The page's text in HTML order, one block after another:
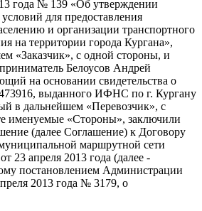
года № 139 «Об утверждении
для предоставления
и организации транспортного
на территории города Кургана»,
«Заказчик», с одной стороны, и
Белоусов Андрей
на основании свидетельства о
выданного ИФНС по г. Кургану
в дальнейшем «Перевозчик», с
именуемые «Стороны», заключили
(далее Соглашение) к Договору
маршрутной сети
23 апреля 2013 года (далее -
постановлением Администрации
2013 года № 3179, о